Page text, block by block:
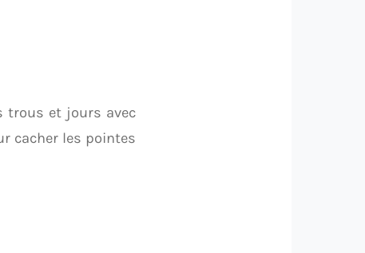
trous et jours avec
cacher les pointes